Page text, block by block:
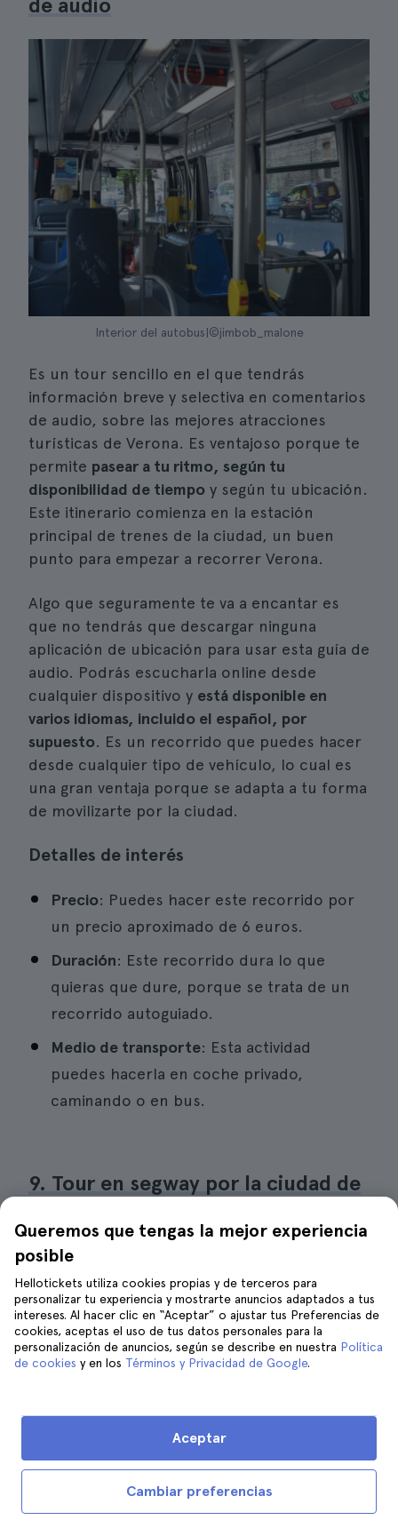
Interior del autobus|©jimbob_malone
Es un tour sencillo en el que tendrás
información breve y selectiva en comentarios
de audio, sobre las mejores atracciones
turísticas de Verona. Es ventajoso porque te
permite pasear a tu ritmo, según tu
disponibilidad de tiempo y según tu ubicación.
Este itinerario comienza en la estación
principal de trenes de la ciudad, un buen
punto para empezar a recorrer Verona.
Algo que seguramente te va a encantar es
que no tendrás que descargar ninguna
aplicación de ubicación para usar esta guía de
audio. Podrás escucharla online desde
cualquier dispositivo y está disponible en
varios idiomas, incluido el español, por
supuesto. Es un recorrido que puedes hacer
desde cualquier tipo de vehículo, lo cual es
una gran ventaja porque se adapta a tu forma
de movilizarte por la ciudad.
Detalles de interés
Precio: Puedes hacer este recorrido por
un precio aproximado de 6 euros.
Duración: Este recorrido dura lo que
quieras que dure, porque se trata de un
recorrido autoguiado.
Medio de transporte: Esta actividad
puedes hacerla en coche privado,
caminando o en bus.
9. Tour en segway por la ciudad de
Queremos que tengas la mejor experiencia
posible
Hellotickets utiliza cookies propias y de terceros para
personalizar tu experiencia y mostrarte anuncios adaptados a tus
intereses. Al hacer clic en “Aceptar” o ajustar tus Preferencias de
cookies, aceptas el uso de tus datos personales para la
personalización de anuncios, según se describe en nuestra Política
de cookies y en los Términos y Privacidad de Google.
Cambiar preferencias
Aceptar